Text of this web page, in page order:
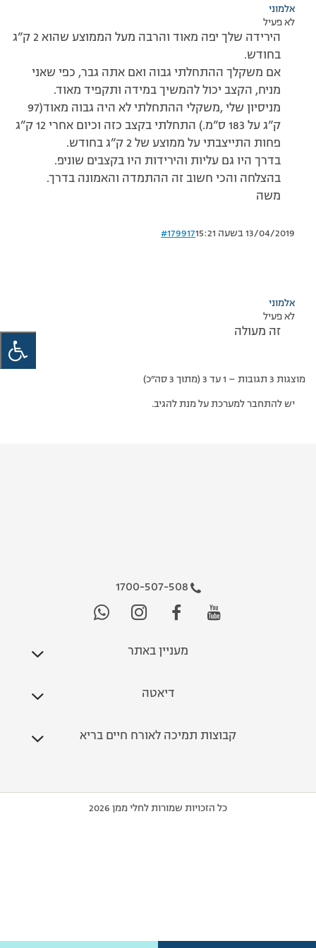
אלמוני
לא פעיל
הירידה שלך יפה מאוד והרבה מעל הממוצע שהוא 2 ק”ג
בחודש.
אם משקלך ההתחלתי גבוה ואם אתה גבר, כפי שאני
מניח, הקצב יכול להמשיך במידה ותקפיד מאוד.
מניסיון שלי ,משקלי ההתחלתי לא היה גבוה מאוד(97
ק”ג על 183 ס”מ.) התחלתי בקצב כזה וכיום אחרי 12 ק”ג
פחות התייצבתי על ממוצע של 2 ק”ג בחודש.
בדרך היו גם עליות והירידות היו בקצבים שוניפ.
בהצלחה והכי חשוב זה ההתמדה והאמונה בדרך.
משה
13/04/2019 בשעה 15:21 #179917
אלמוני
לא פעיל
זה מעולה
מוצגות 3 תגובות – 1 עד 3 (מתוך 3 סה״כ)
יש להתחבר למערכת על מנת להגיב.
1700-507-508
מעניין באתר
דיאטה
קבוצות תמיכה לאורח חיים בריא
כל הזכויות שמורות לחלי ממן 2026